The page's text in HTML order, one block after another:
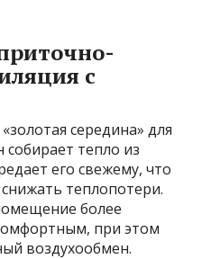
с
середина» для
тепло из
его свежему, что
теплопотери.
более
при этом
воздухообмен.